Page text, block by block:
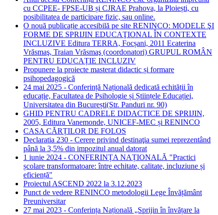
cu CCPEE- FPSE-UB și CJRAE Prahova, la Ploiești, cu
posibilitatea de participare fizic, sau online.
O nouă publicație accesibilă pe site RENINCO: MODELE ŞI
FORME DE SPRIJIN EDUCAŢIONAL ÎN CONTEXTE
INCLUZIVE Editura TERRA, Focșani, 2011 Ecaterina
Vrăsmaş, Traian Vrăsmaş (coordonatori) GRUPUL ROMÂN
PENTRU EDUCAȚIE INCLUZIV
Propunere la proiecte masterat didactic și formare
psihopedagogică
24 mai 2025 - Conferință Națională dedicată echității în
educație, Facultatea de Psihologie și Științele Educației,
Universitatea din București(Str. Panduri nr. 90)
GHID PENTRU CADRELE DIDACTICE DE SPRIJIN,
2005, Editura Vanemonde, UNICEF-MEC și RENINCO
CASA CĂRȚILOR DE FOLOS
Declaratia 230 - Cerere privind destinaţia sumei reprezentând
până la 3,5% din impozitul anual datorat
1 iunie 2024 - CONFERINȚA NAȚIONALĂ "Practici
școlare transformatoare: între echitate, calitate, incluziune și
eficiență"
Proiectul ASCEND 2022 la 3.12.2023
Punct de vedere RENINCO metodologii Lege Învățământ
Preuniversitar
27 mai 2023 - Conferința Națională „Sprijin în învățare la